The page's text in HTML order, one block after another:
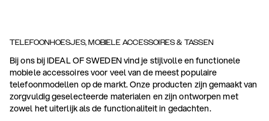
TELEFOONHOESJES, MOBIELE ACCESSOIRES & TASSEN
Bij ons bij IDEAL OF SWEDEN vind je stijlvolle en functionele
mobiele accessoires voor veel van de meest populaire
telefoonmodellen op de markt. Onze producten zijn gemaakt van
zorgvuldig geselecteerde materialen en zijn ontworpen met
zowel het uiterlijk als de functionaliteit in gedachten.